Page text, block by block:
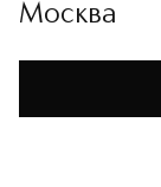
Политике
Москва